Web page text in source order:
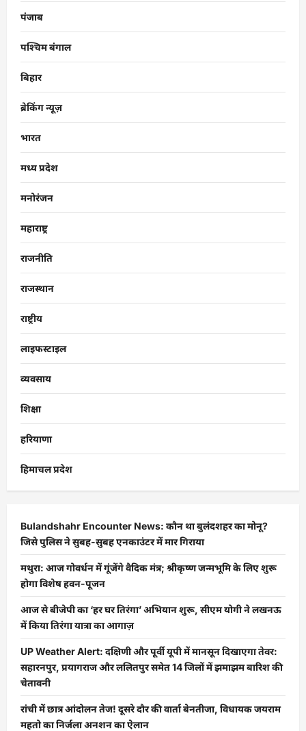
पंजाब
पश्चिम बंगाल
बिहार
ब्रेकिंग न्यूज़
भारत
मध्य प्रदेश
मनोरंजन
महाराष्ट्र
राजनीति
राजस्थान
राष्ट्रीय
लाइफस्टाइल
व्यवसाय
शिक्षा
हरियाणा
हिमाचल प्रदेश
Bulandshahr Encounter News: कौन था बुलंदशहर का मोनू?
जिसे पुलिस ने सुबह-सुबह एनकाउंटर में मार गिराया
मथुरा: आज गोवर्धन में गूंजेंगे वैदिक मंत्र; श्रीकृष्ण जन्मभूमि के लिए शुरू
होगा विशेष हवन-पूजन
आज से बीजेपी का ‘हर घर तिरंगा’ अभियान शुरू, सीएम योगी ने लखनऊ
में किया तिरंगा यात्रा का आगाज़
UP Weather Alert: दक्षिणी और पूर्वी यूपी में मानसून दिखाएगा तेवर:
सहारनपुर, प्रयागराज और ललितपुर समेत 14 जिलों में झमाझम बारिश की
चेतावनी
रांची में छात्र आंदोलन तेज! दूसरे दौर की वार्ता बेनतीजा, विधायक जयराम
महतो का निर्जला अनशन का ऐलान